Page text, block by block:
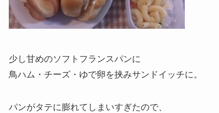
少し甘めのソフトフランスパンに
鳥ハム・チーズ・ゆで卵を挟みサンドイッチに。
パンがタテに膨れてしまいすぎたので、